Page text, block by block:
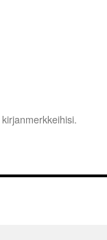
kirjanmerkkeihisi.